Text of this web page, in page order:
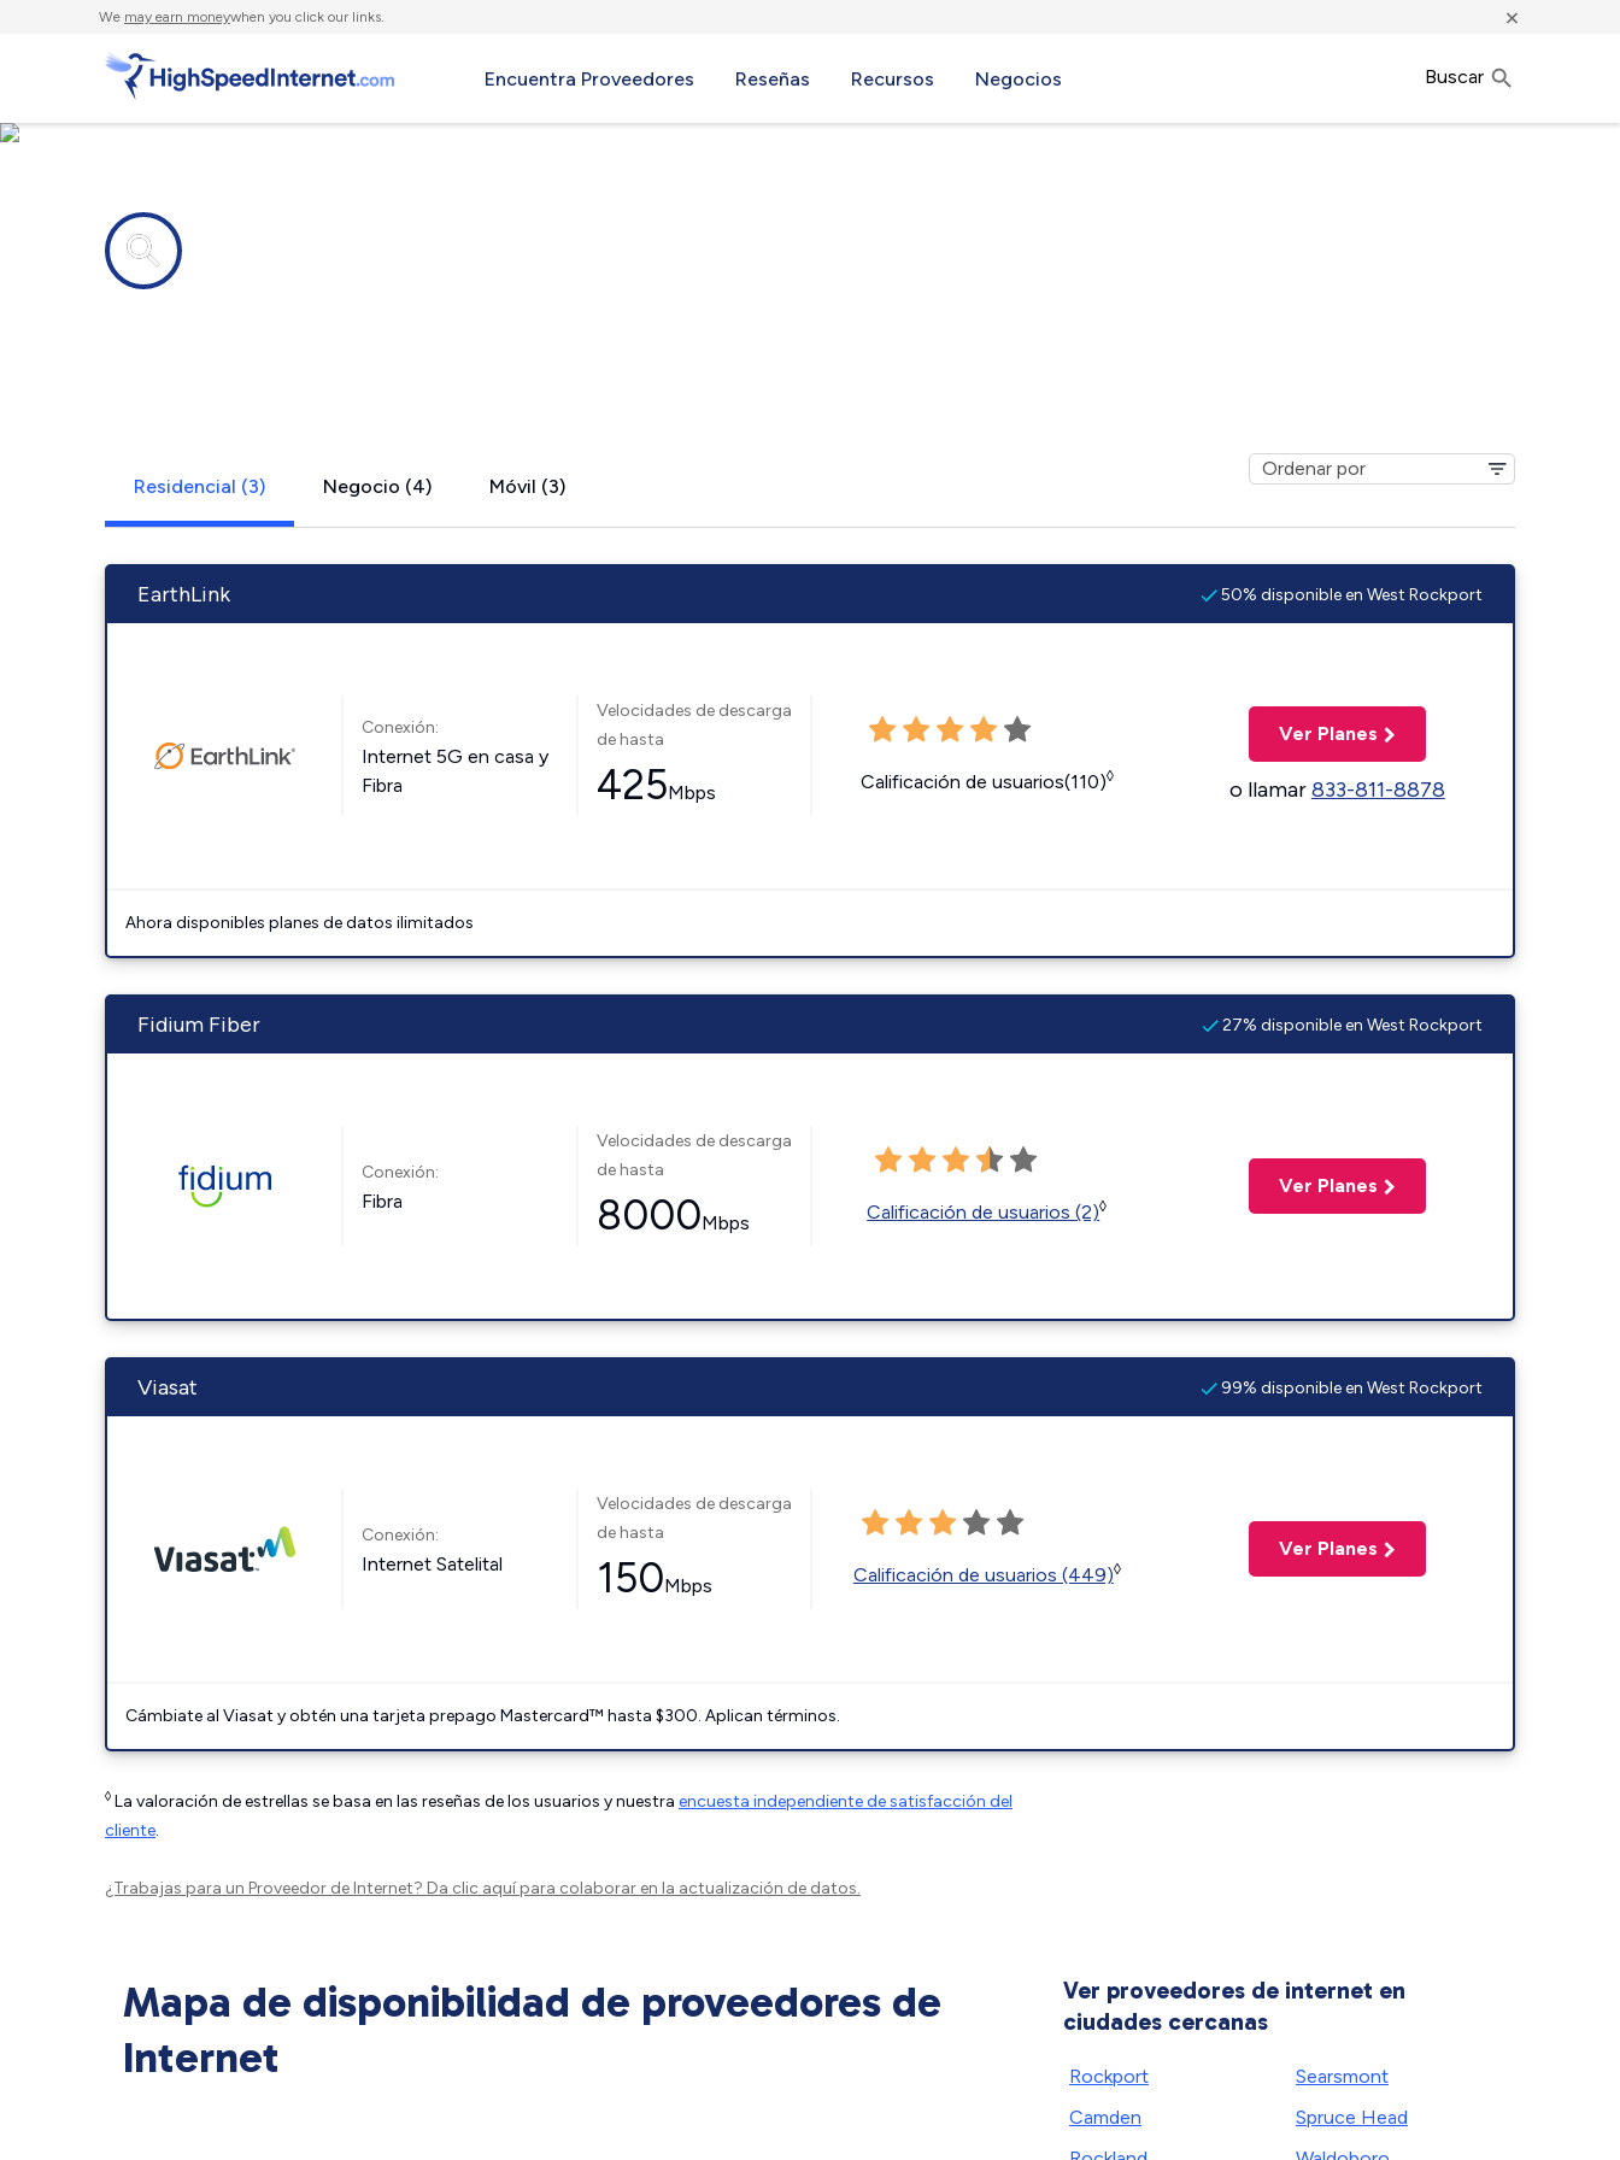
We may earn moneywhen you click our links. ×
Encuentra Proveedores Reseñas Recursos Negocios Buscar
Residencial (3) Negocio (4) Móvil (3)
EarthLink 50% disponible en West Rockport
Conexión:
Internet 5G en casa y
Fibra
Velocidades de descarga
de hasta
425Mbps Calificación de usuarios(110)◊
Ver Planes
o llamar833-811-8878
Ahora disponibles planes de datos ilimitados
Fidium Fiber 27% disponible en West Rockport
Conexión:
Fibra
Velocidades de descarga
de hasta
8000Mbps Calificación de usuarios (2)◊
Ver Planes
Viasat 99% disponible en West Rockport
Conexión:
Internet Satelital
Velocidades de descarga
de hasta
150Mbps Calificación de usuarios (449)◊
Ver Planes
Cámbiate al Viasat y obtén una tarjeta prepago Mastercard™ hasta $300. Aplican términos.
◊ La valoración de estrellas se basa en las reseñas de los usuarios y nuestra encuesta independiente de satisfacción del
cliente.
¿Trabajas para un Proveedor de Internet? Da clic aquípara colaborar en la actualización de datos.
Mapa de disponibilidad de proveedores de
Internet
Ver proveedores de internet en
ciudades cercanas
Rockport
Camden
Searsmont
Spruce Head